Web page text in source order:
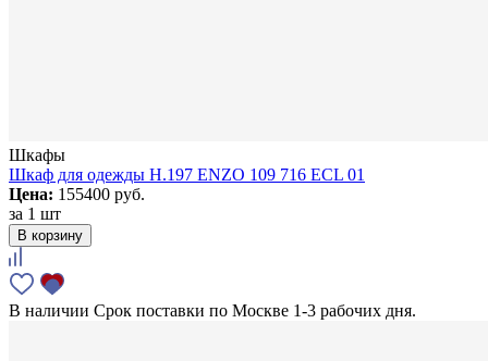
Шкафы
Шкаф для одежды H.197 ENZO 109 716 ECL 01
Цена: 155400 руб.
за 1 шт
В корзину
В наличии Срок поставки по Москве 1-3 рабочих дня.